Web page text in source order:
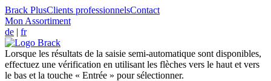
Brack PlusClients professionnelsContact
Mon Assortiment
de | fr
Lorsque les résultats de la saisie semi-automatique sont disponibles,
effectuez une vérification en utilisant les flèches vers le haut et vers
le bas et la touche « Entrée » pour sélectionner.